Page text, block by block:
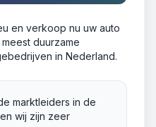
en verkoop nu uw auto
duurzame
in Nederland.
marktleiders in de
wij zijn zeer